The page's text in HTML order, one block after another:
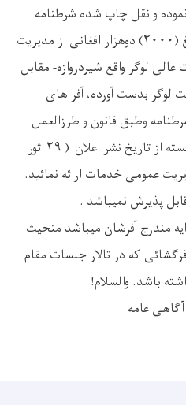
و نقل چاپ شده شرطنامه
مربوطه را در مقابل پرداخت مبلغ (۲۰۰۰) دوهزار افغانی از مدیریت
لوگر واقع شیردروازه- مقابل
لوگر بدست آورده، آفر های
وطبق قانون و طرزالعمل
ملکیت های مازاد دولتی طورسربسته از تاریخ نشر اعلان ( ۲۹ ثور
عمومی خدمات ارائه نمائید.
پذیرش نمیباشد .
مندرج آفرشان میباشد منحیث
که در تالار جلسات مقام
باشد. والسلام!
عامه